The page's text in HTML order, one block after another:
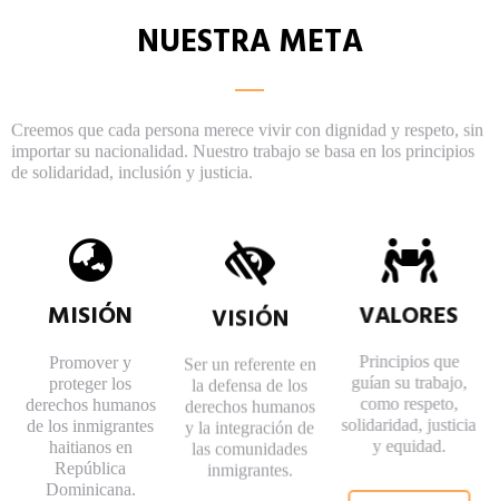
NUESTRA META
Creemos que cada persona merece vivir con dignidad y respeto, sin
importar su nacionalidad. Nuestro trabajo se basa en los principios
de solidaridad, inclusión y justicia.
MISIÓN
Promover y
proteger los
derechos humanos
de los inmigrantes
haitianos en
República
Dominicana.
VISIÓN
Ser un referente en
la defensa de los
derechos humanos
y la integración de
las comunidades
inmigrantes.
VALORES
Principios que
guían su trabajo,
como respeto,
solidaridad, justicia
y equidad.